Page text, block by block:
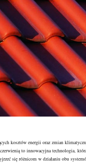
kosztów energii oraz zmian
to innowacyjna technologia,
się różnicom w działaniu obu